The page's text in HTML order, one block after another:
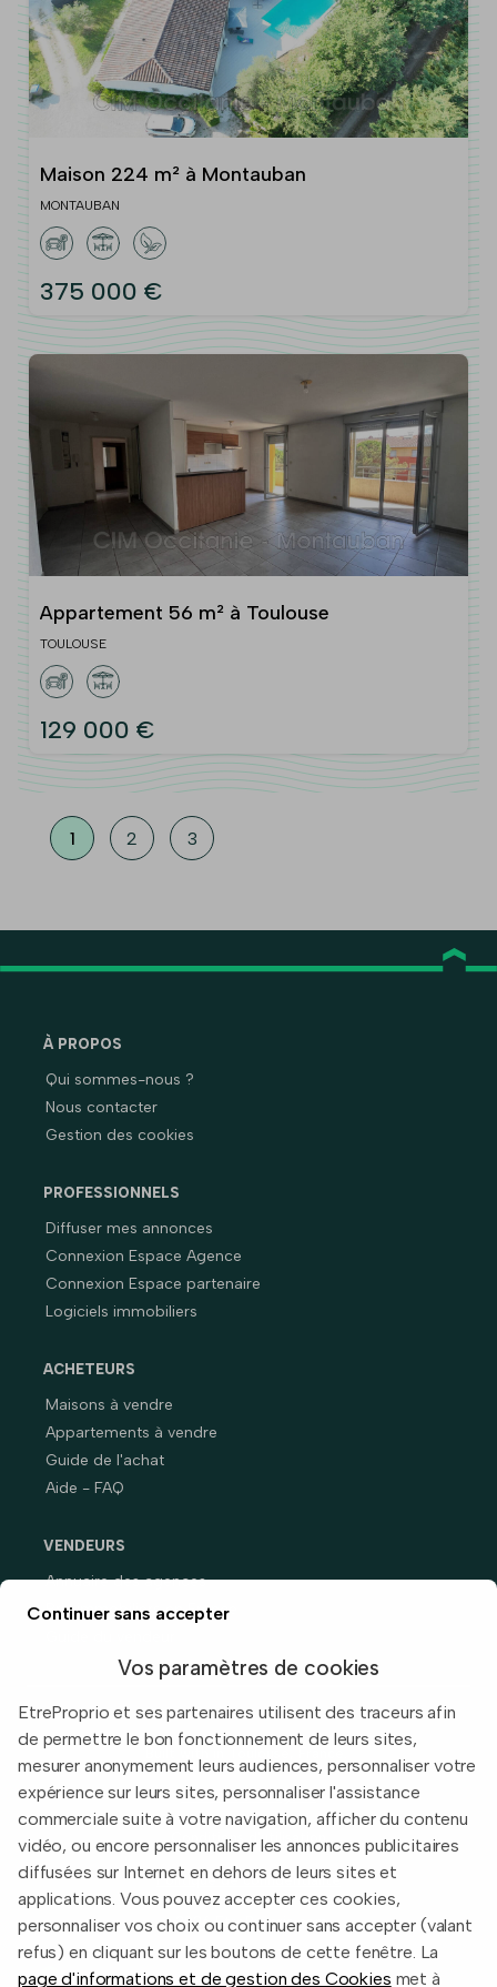
Maison 224 m² à Montauban
MONTAUBAN
375 000 €
Appartement 56 m² à Toulouse
TOULOUSE
129 000 €
1 2 3
À PROPOS
Qui sommes-nous ?
Nous contacter
Gestion des cookies
PROFESSIONNELS
Diffuser mes annonces
Connexion Espace Agence
Connexion Espace partenaire
Logiciels immobiliers
ACHETEURS
Maisons à vendre
Appartements à vendre
Guide de l'achat
Aide - FAQ
VENDEURS
Annuaire des agences
Prix immobiliers en France
Informations légales
Conditions d'utilisation
Politique de confidentialité
2026 EtreProprio.com
Continuer sans accepter
Vos paramètres de cookies
EtreProprio et ses partenaires utilisent des traceurs afin
de permettre le bon fonctionnement de leurs sites,
mesurer anonymement leurs audiences, personnaliser votre
expérience sur leurs sites, personnaliser l'assistance
commerciale suite à votre navigation, afficher du contenu
vidéo, ou encore personnaliser les annonces publicitaires
diffusées sur Internet en dehors de leurs sites et
applications. Vous pouvez accepter ces cookies,
personnaliser vos choix ou continuer sans accepter (valant
refus) en cliquant sur les boutons de cette fenêtre. La
page d'informations et de gestion des Cookies met à